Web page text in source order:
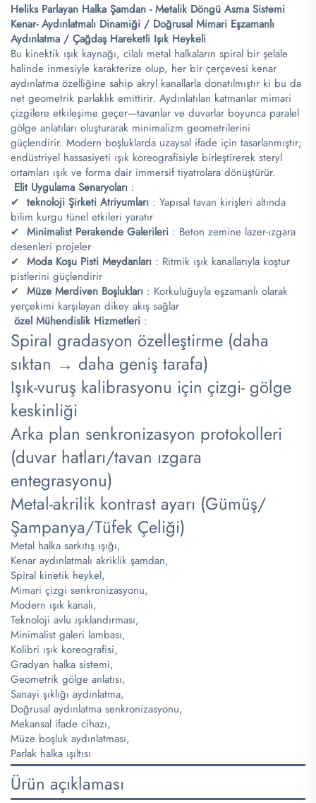
Heliks Parlayan Halka Şamdan - Metalik Döngü Asma Sistemi
Kenar- Aydınlatmalı Dinamiği / Doğrusal Mimari Eşzamanlı
Aydınlatma / Çağdaş Hareketli Işık Heykeli
Bu kinektik ışık kaynağı, cilalı metal halkaların spiral bir şelale
halinde inmesiyle karakterize olup, her bir çerçevesi kenar
aydınlatma özelliğine sahip akryl kanallarla donatılmıştır ki bu da
net geometrik parlaklık emittirir. Aydınlatılan katmanlar mimari
çizgilere etkileşime geçer—tavanlar ve duvarlar boyunca paralel
gölge anlatıları oluşturarak minimalizm geometrilerini
güçlendirir. Modern boşluklarda uzaysal ifade için tasarlanmıştır;
endüstriyel hassasiyeti ışık koreografisiyle birleştirerek steryl
ortamları ışık ve forma dair immersif tiyatrolara dönüştürür.
​Elit Uygulama Senaryoları​ :
✔ ​ teknoloji Şirketi Atriyumları ​: Yapısal tavan kirişleri altında
bilim kurgu tünel etkileri yaratır
✔ ​ ​Minimalist Perakende Galerileri​ ​: Beton zemine lazer-ızgara
desenleri projeler
✔ ​ ​Moda Koşu Pisti Meydanları​ ​: Ritmik ışık kanallarıyla koştur
pistlerini güçlendirir
✔ ​ ​Müze Merdiven Boşlukları​ ​: Korkuluğuyla eşzamanlı olarak
yerçekimi karşılayan dikey akış sağlar
özel Mühendislik Hizmetleri :
Spiral gradasyon özelleştirme (daha
sıktan → daha geniş tarafa)
Işık-vuruş kalibrasyonu için çizgi- gölge
keskinliği
Arka plan senkronizasyon protokolleri
(duvar hatları/tavan ızgara
entegrasyonu)
Metal-akrilik kontrast ayarı (Gümüş/
Şampanya/Tüfek Çeliği)
Metal halka sarkıtış ışığı,
Kenar aydınlatmalı akriklik şamdan,
Spiral kinetik heykel,
Mimari çizgi senkronizasyonu,
Modern ışık kanalı,
Teknoloji avlu ışıklandırması,
Minimalist galeri lambası,
Kolibri ışık koreografisi,
Gradyan halka sistemi,
Geometrik gölge anlatısı,
Sanayi şıklığı aydınlatma,
Doğrusal aydınlatma senkronizasyonu,
Mekansal ifade cihazı,
Müze boşluk aydınlatması,
Parlak halka ışıltısı
Ürün açıklaması